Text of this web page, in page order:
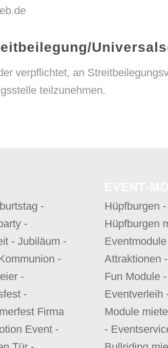
verpflichtet, an
teilzunehmen.
-
-
- Jubiläum -
-
-
-
Firma
Event -
Hüpfburgen
Hüpfburgen
Attraktionen
Fun Module
Eventverleih
Module
-